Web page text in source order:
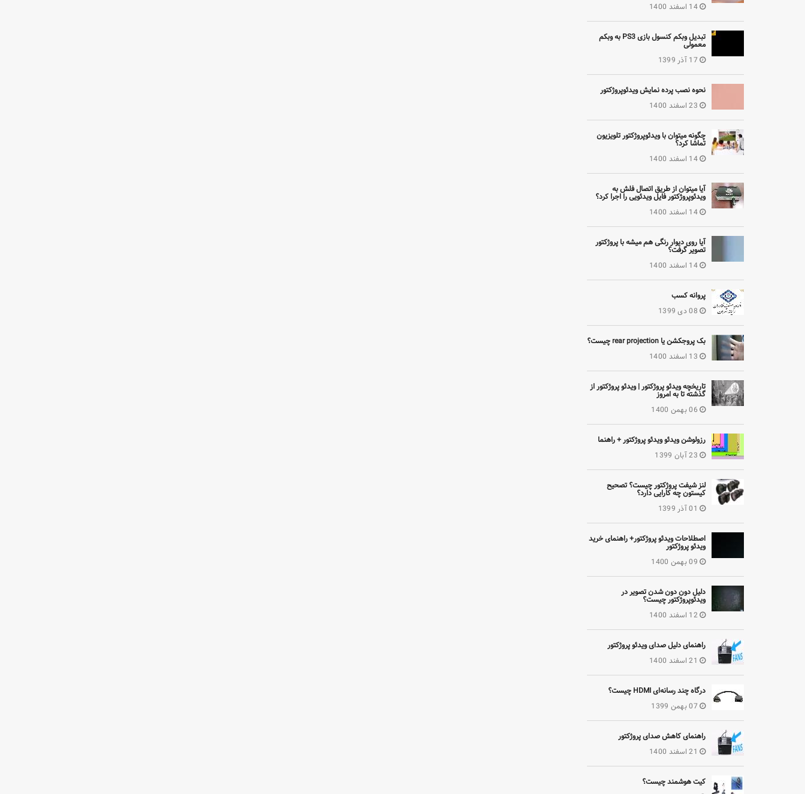
14 اسفند 1400
تبدیل وبکم کنسول بازی PS3 به وبکم
معمولی
17 آذر 1399
نحوه نصب پرده نمایش ویدئوپروژکتور
23 اسفند 1400
چگونه میتوان با ویدئوپروژکتور تلویزیون
تماشا کرد؟
14 اسفند 1400
آیا میتوان از طریق اتصال فلش به
ویدئوپروژکتور فایل ویدئویی را اجرا کرد؟
14 اسفند 1400
آیا روی دیوار رنگی هم میشه با پروژکتور
تصویر گرفت؟
14 اسفند 1400
پروانه کسب
08 دی 1399
بک پروجکشن یا rear projection چیست؟
13 اسفند 1400
تاریخچه ویدئو پروژکتور | ویدئو پروژکتور از
گذشته تا به امروز
06 بهمن 1400
رزولوشن ویدئو ویدئو پروژکتور + راهنما
23 آبان 1399
لنز شیفت پروژکتور چیست؟ تصحیح
کیستون چه کارایی دارد؟
01 آذر 1399
اصطلاحات ویدئو پروژکتور+ راهنمای خرید
ویدئو پروژکتور
09 بهمن 1400
دلیل دون دون شدن تصویر در
ویدئوپروژکتور چیست؟
12 اسفند 1400
راهنمای دلیل صدای ویدئو پروژکتور
21 اسفند 1400
درگاه چند رسانه‌ای HDMI چیست؟
07 بهمن 1399
راهنمای کاهش صدای پروژکتور
21 اسفند 1400
کیت هوشمند چیست؟